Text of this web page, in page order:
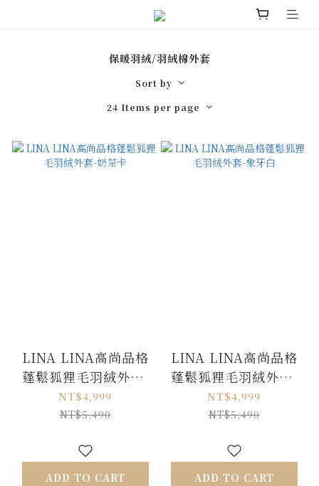
保暖羽絨/羽絨棉外套
Sort by
24 Items per page
LINA LINA高尚品格
蓬鬆狐狸毛羽絨外套-
奶茶卡
NT$4,999
NT$5,490
ADD TO CART
LINA LINA高尚品格
蓬鬆狐狸毛羽絨外套-
象牙白
NT$4,999
NT$5,490
ADD TO CART